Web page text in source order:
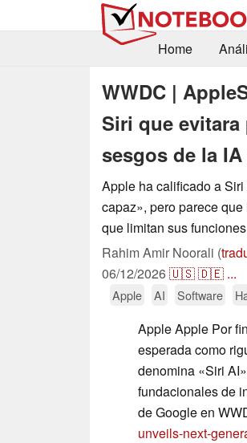
Home
WWDC |
Siri que
sesgos de la
Apple ha calificado a
capaz», pero parece
que limitan sus
Rahim Amir Noorali (
06/12/2026🇺🇸🇩🇪 ...
Apple AI Software
Apple Apple Por
esperada como
denomina «Siri
fundacionales de
de Google en
unveils-next-